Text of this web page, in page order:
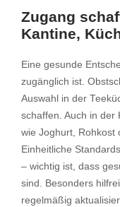
Zugang
Kantine,
Eine gesunde
zugänglich ist.
Auswahl in der
schaffen. Auch in der
wie Joghurt, Rohkost
Einheitliche
– wichtig ist, dass
sind. Besonders
regelmäßig